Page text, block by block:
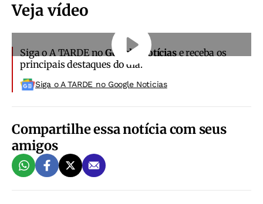
Veja vídeo
Siga o A TARDE noGoogle Notíciase receba os
principais destaques do dia.
Siga o A TARDE no Google Noticias
Compartilhe essa notícia com seus
amigos